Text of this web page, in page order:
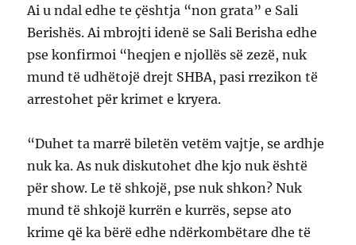
Ai u ndal edhe te çështja “non grata” e Sali
Berishës. Ai mbrojti idenë se Sali Berisha edhe
pse konfirmoi “heqjen e njollës së zezë, nuk
mund të udhëtojë drejt SHBA, pasi rrezikon të
arrestohet për krimet e kryera.
“Duhet ta marrë biletën vetëm vajtje, se ardhje
nuk ka. As nuk diskutohet dhe kjo nuk është
për show. Le të shkojë, pse nuk shkon? Nuk
mund të shkojë kurrën e kurrës, sepse ato
krime që ka bërë edhe ndërkombëtare dhe të